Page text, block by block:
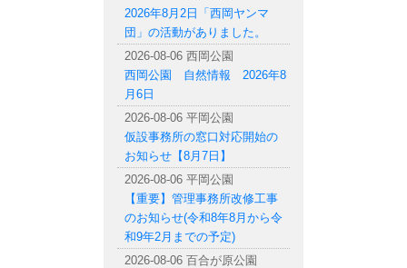
2026年8月2日「西岡ヤンマ
団」の活動がありました。
2026-08-06 西岡公園
西岡公園 自然情報 2026年8
月6日
2026-08-06 平岡公園
仮設事務所の窓口対応開始の
お知らせ【8月7日】
2026-08-06 平岡公園
【重要】管理事務所改修工事
のお知らせ(令和8年8月から令
和9年2月までの予定)
2026-08-06 百合が原公園